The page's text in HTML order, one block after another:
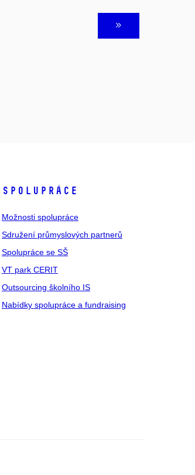
SPOLUPRÁCE
Možnosti spolupráce
Sdružení průmyslových partnerů
Spolupráce se SŠ
VT park CERIT
Outsourcing školního IS
Nabídky spolupráce a fundraising